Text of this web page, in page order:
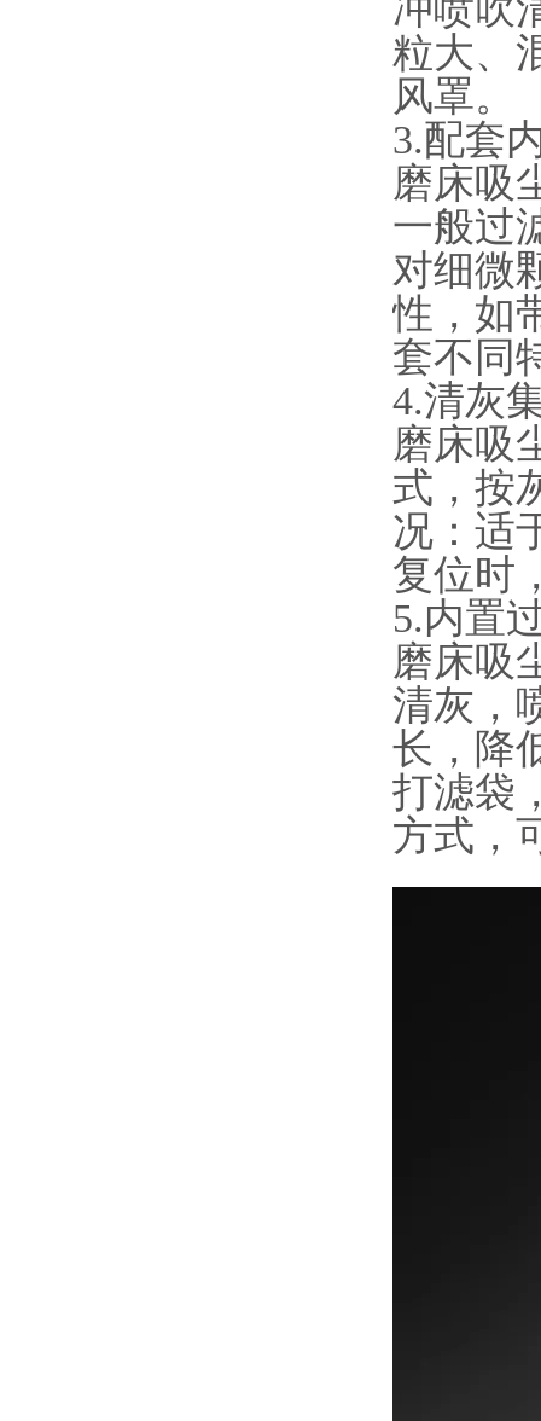
冲喷吹
粒大、
风罩。
3.配套
磨床吸
一般过
对细微
性，如
套不同
4.清灰
磨床吸
式，按
况：适
复位时
5.内置
磨床吸
清灰，
长，降
打滤袋
方式，